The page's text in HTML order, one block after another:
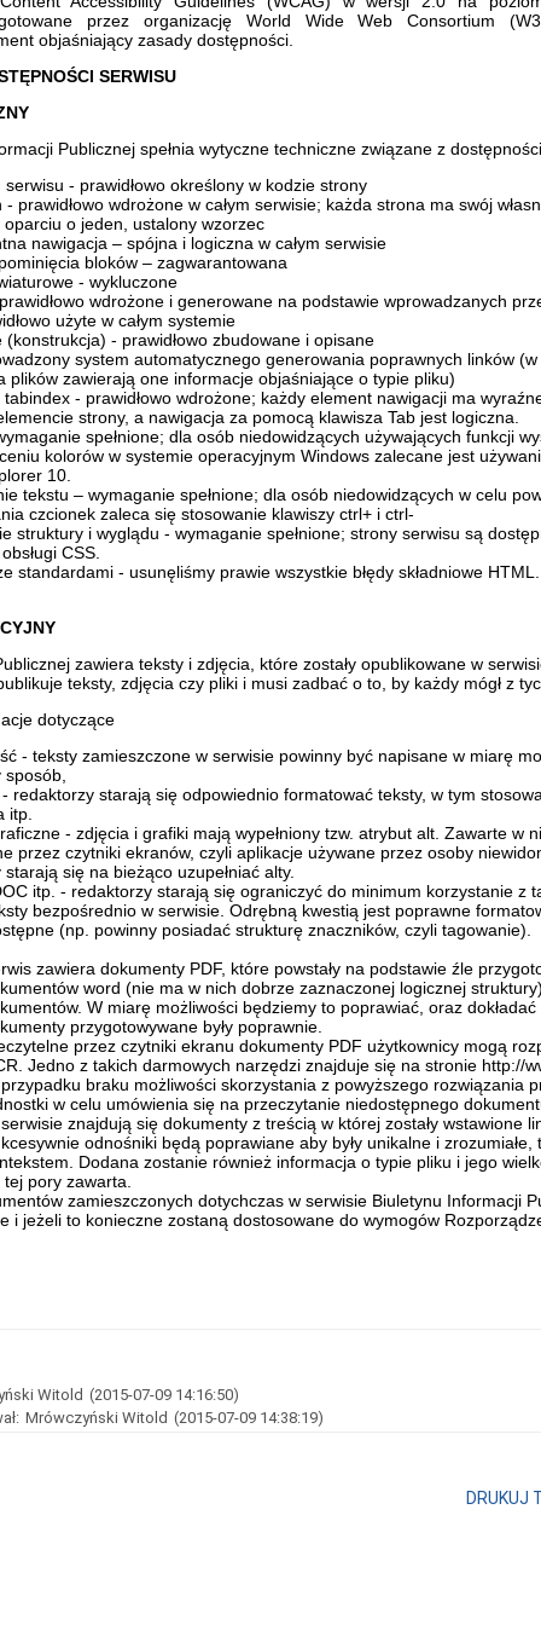
przez organizację World Wide Web Consortium
objaśniający zasady dostępności.
SERWISU
Publicznej spełnia wytyczne techniczne związane z
- prawidłowo określony w kodzie strony
- prawidłowo wdrożone w całym serwisie; każda strona ma swój
oparciu o jeden, ustalony wzorzec
nawigacja – spójna i logiczna w całym serwisie
bloków – zagwarantowana
- wykluczone
wdrożone i generowane na podstawie wprowadzanych
użyte w całym systemie
(konstrukcja) - prawidłowo zbudowane i opisane
system automatycznego generowania poprawnych linków
plików zawierają one informacje objaśniające o typie pliku)
- prawidłowo wdrożone; każdy element nawigacji ma
strony, a nawigacja za pomocą klawisza Tab jest logiczna.
spełnione; dla osób niedowidzących używających funkcji
kolorów w systemie operacyjnym Windows zalecane jest
10.
tekstu – wymaganie spełnione; dla osób niedowidzących w celu
czcionek zaleca się stosowanie klawiszy ctrl+ i ctrl-
struktury i wyglądu - wymaganie spełnione; strony serwisu są
CSS.
standardami - usunęliśmy prawie wszystkie błędy składniowe HTML.
zawiera teksty i zdjęcia, które zostały opublikowane w
teksty, zdjęcia czy pliki i musi zadbać o to, by każdy mógł z
dotyczące
- teksty zamieszczone w serwisie powinny być napisane w miarę
redaktorzy starają się odpowiednio formatować teksty, w tym
itp.
- zdjęcia i grafiki mają wypełniony tzw. atrybut alt. Zawarte w
przez czytniki ekranów, czyli aplikacje używane przez osoby
się na bieżąco uzupełniać alty.
itp. - redaktorzy starają się ograniczyć do minimum korzystanie z
bezpośrednio w serwisie. Odrębną kwestią jest poprawne
(np. powinny posiadać strukturę znaczników, czyli tagowanie).
zawiera dokumenty PDF, które powstały na podstawie źle
word (nie ma w nich dobrze zaznaczonej logicznej
W miarę możliwości będziemy to poprawiać, oraz
przygotowywane były poprawnie.
przez czytniki ekranu dokumenty PDF użytkownicy mogą
Jedno z takich darmowych narzędzi znajduje się na stronie http://
braku możliwości skorzystania z powyższego rozwiązania
w celu umówienia się na przeczytanie niedostępnego
znajdują się dokumenty z treścią w której zostały wstawione
odnośniki będą poprawiane aby były unikalne i zrozumiałe,
Dodana zostanie również informacja o typie pliku i jego
tej pory zawarta.
zamieszczonych dotychczas w serwisie Biuletynu Informacji
i jeżeli to konieczne zostaną dostosowane do wymogów
Witold (2015-07-09 14:16:50)
Mrówczyński Witold (2015-07-09 14:38:19)
DRUKUJ